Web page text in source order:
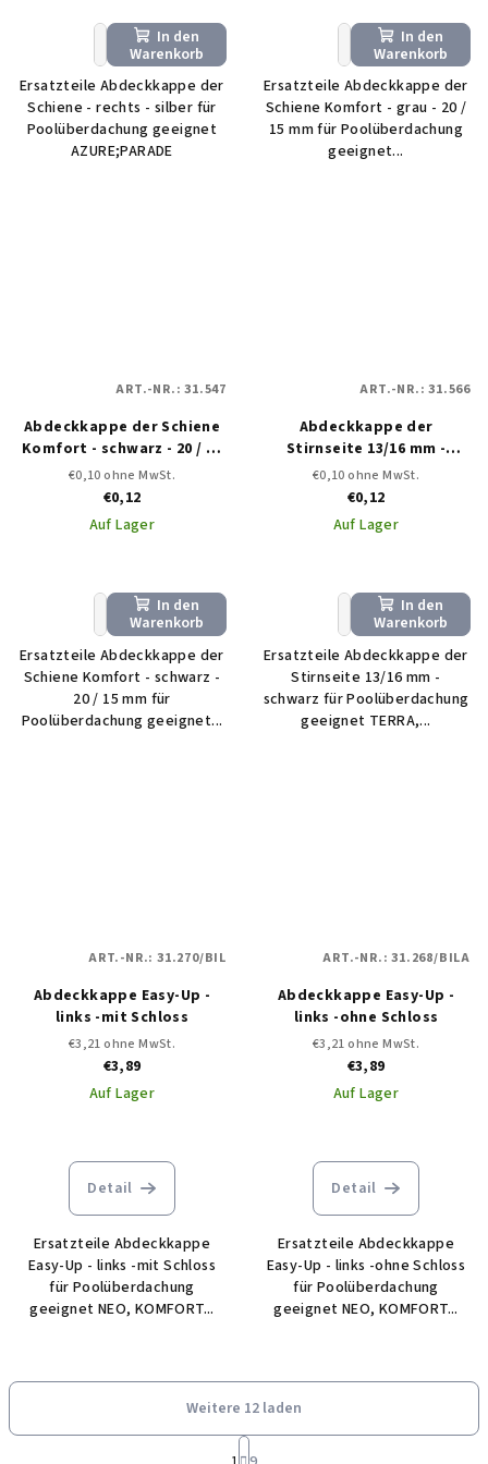
In den
Warenkorb
Ersatzteile Abdeckkappe der
Schiene - rechts - silber für
Poolüberdachung geeignet
AZURE;PARADE
In den
Warenkorb
Ersatzteile Abdeckkappe der
Schiene Komfort - grau - 20 /
15 mm für Poolüberdachung
geeignet...
Abdeckkappe der Schiene
Komfort - schwarz - 20 / 15
mm
€0,10 ohne MwSt.
€0,12
Auf Lager
In den
Warenkorb
Ersatzteile Abdeckkappe der
Schiene Komfort - schwarz -
20 / 15 mm für
Poolüberdachung geeignet...
ART.-NR.:31.547
Abdeckkappe der
Stirnseite 13/16 mm -
schwarz
€0,10 ohne MwSt.
€0,12
Auf Lager
In den
Warenkorb
Ersatzteile Abdeckkappe der
Stirnseite 13/16 mm -
schwarz für Poolüberdachung
geeignet TERRA,...
ART.-NR.:31.566
Abdeckkappe Easy-Up -
links -mit Schloss
€3,21 ohne MwSt.
€3,89
Auf Lager
Detail
Ersatzteile Abdeckkappe
Easy-Up - links -mit Schloss
für Poolüberdachung
geeignet NEO, KOMFORT...
ART.-NR.: 31.270/BIL
Abdeckkappe Easy-Up -
links -ohne Schloss
€3,21 ohne MwSt.
€3,89
Auf Lager
Detail
Ersatzteile Abdeckkappe
Easy-Up - links -ohne Schloss
für Poolüberdachung
geeignet NEO, KOMFORT...
ART.-NR.:31.268/BILA
Weitere 12 laden
P